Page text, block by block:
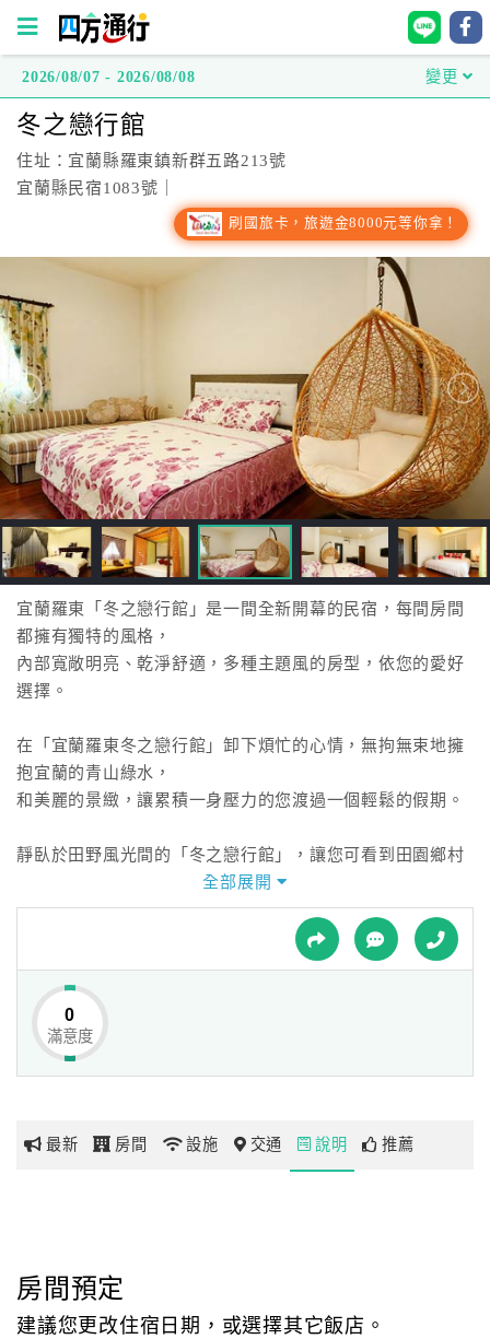
方
通
行
台
灣
訂
房
直
接
跟
飯
店
訂
房
HOT
色
民
宿
球
網
玩
地
圖
2026/08/07 - 2026/08/08 變更
冬之戀行館
住址：宜蘭縣羅東鎮新群五路213號
宜蘭縣民宿1083號｜
刷國旅卡，旅遊金8000元等你拿！
宜蘭羅東「冬之戀行館」是一間全新開幕的民宿，每間房間
都擁有獨特的風格，
內部寬敞明亮、乾淨舒適，多種主題風的房型，依您的愛好
選擇。
在「宜蘭羅東冬之戀行館」卸下煩忙的心情，無拘無束地擁
抱宜蘭的青山綠水，
和美麗的景緻，讓累積一身壓力的您渡過一個輕鬆的假期。
靜臥於田野風光間的「冬之戀行館」，讓您可看到田園鄉村
傍晚，您可漫步在鄉間小道，享受這片刻的慵懶時光。
在蟲鳴鳥語的天籟繚繞中，享受這悠閒的假期，細心佈置的
舒適客房與齊全設備，
為您洗滌旅遊的疲憊，在鄉村宜人的景致相伴下，真正體驗
鄉間生活的愜意。
全部展開
0
滿意度
最新 房間 設施 交通 說明 推薦
房間預定
建議您更改住宿日期，或選擇其它飯店。